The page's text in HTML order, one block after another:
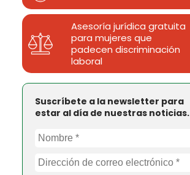
Asesoría jurídica gratuita
para mujeres que
padecen discriminación
laboral
Suscríbete a la newsletter para
estar al día de nuestras noticias.